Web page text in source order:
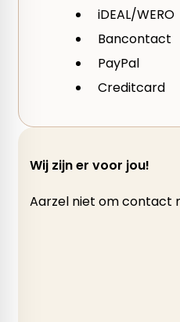
iDEAL/WERO
Bancontact
PayPal
Creditcard
Wij zijn er voor jou!
Aarzel niet om contact